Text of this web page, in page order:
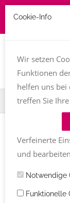
Einträge mit
bleib da
Cookie-Info
Wir setzen
Funktionen
helfen uns bei
treffen Sie
Verfeinerte
und
Notwendige
Funktionelle